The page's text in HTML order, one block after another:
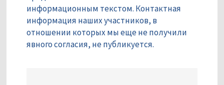
информационным текстом. Контактная
информация наших участников, в
отношении которых мы еще не получили
явного согласия, не публикуется.